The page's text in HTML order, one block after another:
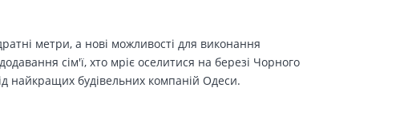
метри, а нові можливості для виконання
сім'ї, хто мріє оселитися на березі Чорного
найкращих будівельних компаній Одеси.